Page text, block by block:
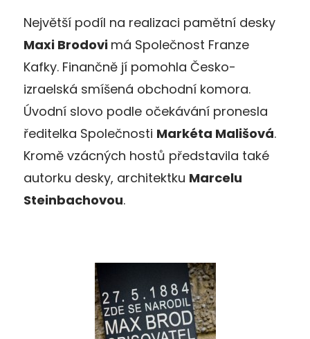
Největší podíl na realizaci pamětní desky
Maxi Brodovi má Společnost Franze
Kafky. Finančně jí pomohla Česko-
izraelská smíšená obchodní komora.
Úvodní slovo podle očekávání pronesla
ředitelka Společnosti Markéta Mališová.
Kromě vzácných hostů představila také
autorku desky, architektku Marcelu
Steinbachovou.